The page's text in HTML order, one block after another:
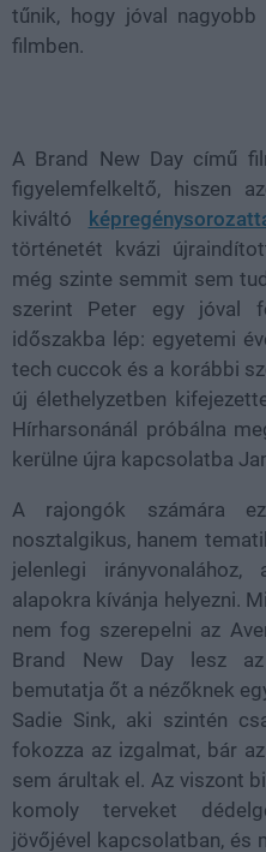
tűnik, hogy jóval
filmben.
A Brand New Day című
figyelemfelkeltő, hiszen
kiváltó
történetét kvázi
még szinte semmit sem
szerint Peter egy jóval
időszakba lép: egyetemi
tech cuccok és a korábbi
új élethelyzetben
Hírharsonánál próbálna
kerülne újra kapcsolatba
A rajongók számára
nosztalgikus, hanem
jelenlegi
alapokra kívánja helyezni.
nem fog szerepelni az
Brand New Day lesz
bemutatja őt a nézőknek
Sadie Sink, aki szintén
fokozza az izgalmat, bár
sem árultak el. Az viszont
komoly terveket
jövőjével kapcsolatban, és